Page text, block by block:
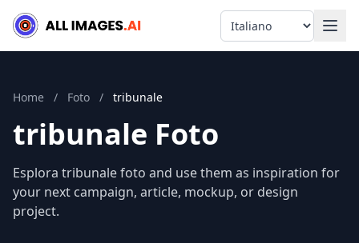
Language
Home / Foto / tribunale
tribunale Foto
Esplora tribunale foto and use them as inspiration for
your next campaign, article, mockup, or design
project.